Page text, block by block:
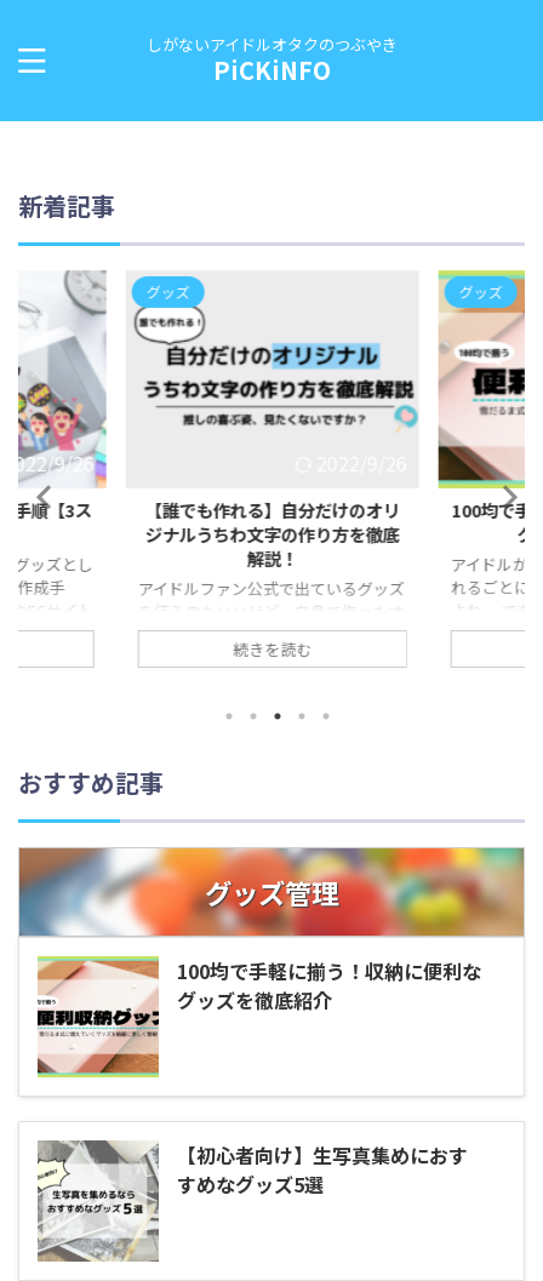
しがないアイドルオタクのつぶやき
PiCKiNFO
新着記事
2022/9/26
手順【3ス
グッズとし
作成手
ECサイト
字を貼り
誰でも作
なると プ
？ という
ます。 ...
グッズ
【誰でも作れる】自分だけのオリ
ジナルうちわ文字の作り方を徹底
解説！
アイドルファン公式で出ているグッズ
を使うのもいいけど、自身で作ったオ
リジナルグッズを使ってでも推しを応
援してみたいわね。 こんな悩みを抱
現地参戦は一段と楽しくなりますよ。
楽々持てるサイズのため、持ち運びに
も最適です。 おそらくこの記事を読
んでいるあなたも「自分だけのオリジ
片隅に考えているのではないでしょう
か？ 自作グッズは、材料と ...
続きを読む
グッズ
100均で手
グ
アイドルが
れるごとに
よね。 で
う場所がな
ズを突っ込
今回紹介す
金をあまり
おすすめ記事
グッズ管理
100均で手軽に揃う！収納に便利な
グッズを徹底紹介
【初心者向け】生写真集めにおす
すめなグッズ5選